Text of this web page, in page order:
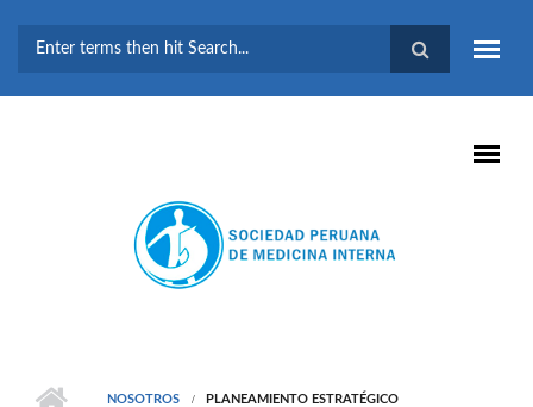
BÚSQUEDA
NOSOTROS PLANEAMIENTO ESTRATÉGICO